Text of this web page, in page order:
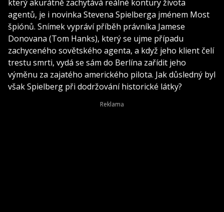
který akurátně zachytává reálné kontury života
agentů, je i novinka Stevena Spielberga jménem Most
špiónů. Snímek vypráví příběh právníka Jamese
Donovana (Tom Hanks), který se ujme případu
zachyceného sovětského agenta, a když jeho klient čelí
trestu smrti, vydá se sám do Berlína zařídit jeho
výměnu za zajatého amerického pilota. Jak důsledný byl
však Spielberg při dodržování historické látky?